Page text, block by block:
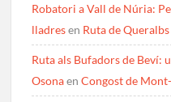
Robatori a Vall de Núria:
lladresen Ruta de
Ruta als Bufadors de Beví:
OsonaenCongost de